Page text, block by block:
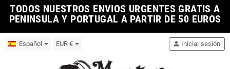
TODOS NUESTROS ENVIOS URGENTES GRATIS A
PENINSULA Y PORTUGAL A PARTIR DE 50 EUROS
Español EUR € person Iniciar sesión